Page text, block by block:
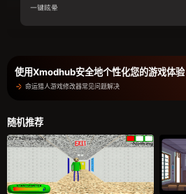
使用Xmodhub安全地个性化您的游戏体验
命运猎人游戏修改器常见问题解决
随机推荐